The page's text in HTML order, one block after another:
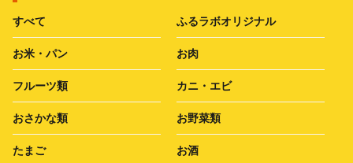
すべて ふるラボオリジナル
お米・パン お肉
フルーツ類 カニ・エビ
おさかな類 お野菜類
たまご お酒